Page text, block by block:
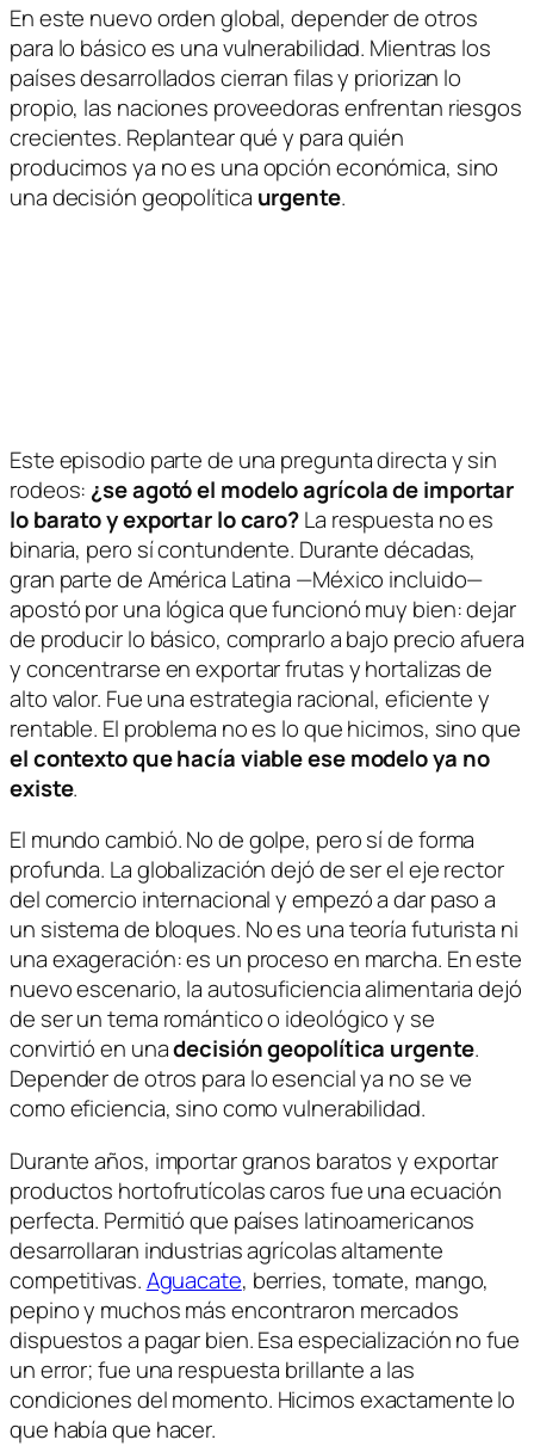
En este nuevo orden global, depender de otros
para lo básico es una vulnerabilidad. Mientras los
países desarrollados cierran filas y priorizan lo
propio, las naciones proveedoras enfrentan riesgos
crecientes. Replantear qué y para quién
producimos ya no es una opción económica, sino
una decisión geopolítica urgente.
Este episodio parte de una pregunta directa y sin
rodeos: ¿se agotó el modelo agrícola de importar
lo barato y exportar lo caro?La respuesta no es
binaria, pero sí contundente. Durante décadas,
gran parte de América Latina —México incluido—
apostó por una lógica que funcionó muy bien: dejar
de producir lo básico, comprarlo a bajo precio afuera
y concentrarse en exportar frutas y hortalizas de
alto valor. Fue una estrategia racional, eficiente y
rentable. El problema no es lo que hicimos, sino que
el contexto que hacía viable ese modelo ya no
existe.
El mundo cambió. No de golpe, pero sí de forma
profunda. La globalización dejó de ser el eje rector
del comercio internacional y empezó a dar paso a
un sistema de bloques. No es una teoría futurista ni
una exageración: es un proceso en marcha. En este
nuevo escenario, la autosuficiencia alimentaria dejó
de ser un tema romántico o ideológico y se
convirtió en unadecisión geopolítica urgente.
Depender de otros para lo esencial ya no se ve
como eficiencia, sino como vulnerabilidad.
Durante años, importar granos baratos y exportar
productos hortofrutícolas caros fue una ecuación
perfecta. Permitió que países latinoamericanos
desarrollaran industrias agrícolas altamente
competitivas.Aguacate, berries, tomate, mango,
pepino y muchos más encontraron mercados
dispuestos a pagar bien. Esa especialización no fue
un error; fue una respuesta brillante a las
condiciones del momento. Hicimos exactamente lo
que había que hacer.